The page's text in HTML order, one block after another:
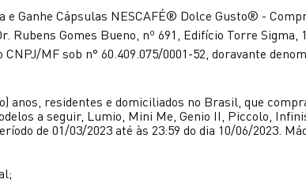
Ganhe Cápsulas NESCAFÉ® Dolce Gusto® -
Gomes Bueno, nº 691, Edifício Torre Sigma,
MF sob n° 60.409.075/0001-52, doravante
anos, residentes e domiciliados no Brasil, que
a seguir, Lumio, Mini Me, Genio II, Piccolo,
de 01/03/2023 até às 23:59 do dia 10/06/2023.